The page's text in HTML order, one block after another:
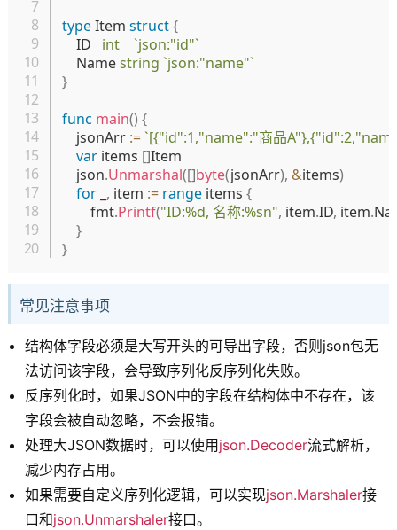
type Item struct{
	ID
int
`json:"id"`
	Name
string `json:"name"`
}
func main() {
	jsonArr
:=`[{"id":1,"name":"商品
var items []Item
	json
.Unmarshal([]byte(jsonArr), &items)
for , item := range items {
		fmt
.Printf("ID:%d, 名称:%sn", item.ID, item.
}
}
常见注意事项
结构体字段必须是大写开头的可导出字段，否则json包无
法访问该字段，会导致序列化反序列化失败。
反序列化时，如果JSON中的字段在结构体中不存在，该
字段会被自动忽略，不会报错。
处理大JSON数据时，可以使用 json.Decoder流式解析，
减少内存占用。
如果需要自定义序列化逻辑，可以实现json.Marshaler接
口和json.Unmarshaler接口。